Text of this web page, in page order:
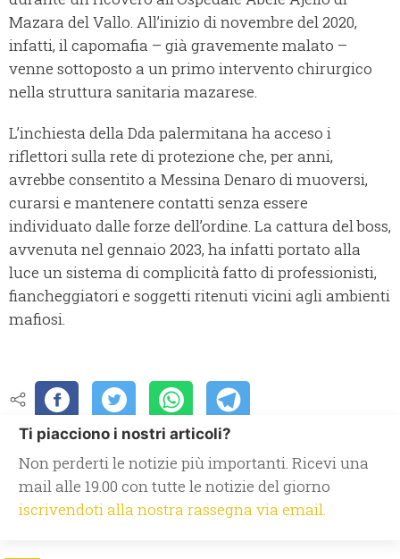
Mazara del Vallo. All’inizio di novembre del 2020,
infatti, il capomafia – già gravemente malato –
venne sottoposto a un primo intervento chirurgico
nella struttura sanitaria mazarese.
L’inchiesta della Dda palermitana ha acceso i
riflettori sulla rete di protezione che, per anni,
avrebbe consentito a Messina Denaro di muoversi,
curarsi e mantenere contatti senza essere
individuato dalle forze dell’ordine. La cattura del boss,
avvenuta nel gennaio 2023, ha infatti portato alla
luce un sistema di complicità fatto di professionisti,
fiancheggiatori e soggetti ritenuti vicini agli ambienti
mafiosi.
Ti piacciono i nostri articoli?
Non perderti le notizie più importanti. Ricevi una
mail alle 19.00 con tutte le notizie del giorno
iscrivendoti alla nostra rassegna via email.